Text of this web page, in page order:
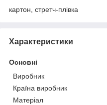
картон, стретч-плівка
Характеристики
Основні
Виробник
Країна виробник
Матеріал